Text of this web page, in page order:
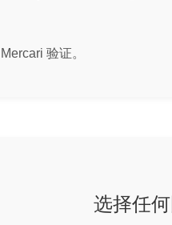
验证。
选择任